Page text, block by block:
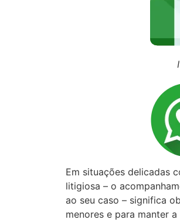
Precisa
Em situações delicadas
litigiosa – o
ao seu caso – significa
menores e para manter